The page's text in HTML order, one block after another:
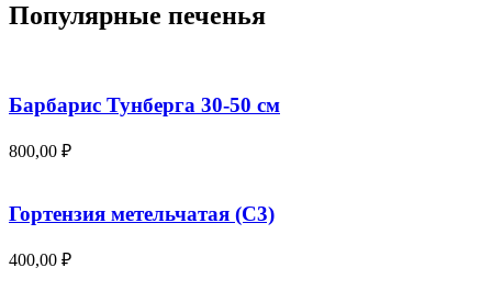
Популярные печенья
Барбарис Тунберга 30-50 см
800,00 ₽
Гортензия метельчатая (С3)
400,00 ₽